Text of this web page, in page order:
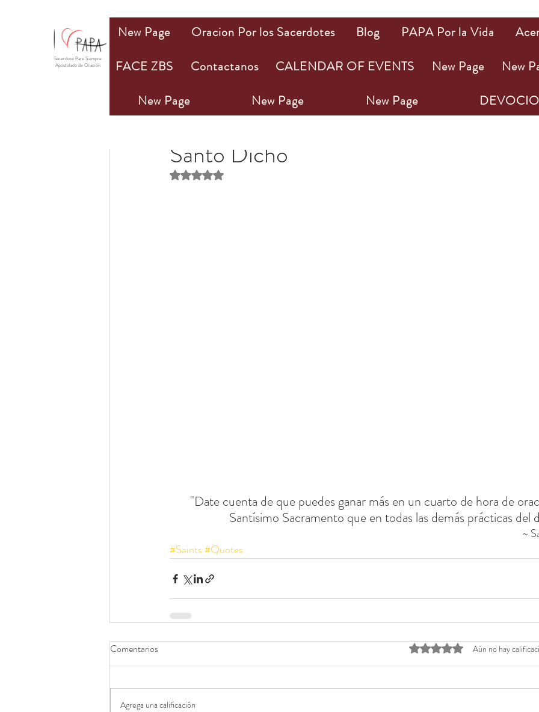
Santo Dicho
Obtuvo NaN de 5 estrellas.
"Date cuenta de que puedes ganar más en un cuarto de hora de
Santísimo Sacramento que en todas las demás prácticas del
~
#Saints#Quotes
Comentarios Obtuvo 0 de 5 estrellas.
Aún no hay
Agrega una calificación
New Page Oracion Por los Sacerdotes Blog PAPA Por la Vida
FACE ZBS
Contactanos CALENDAR OF EVENTS New Page New
New Page
New Page New Page
Sacerdote Pare Siempre
Apostolado de Oración